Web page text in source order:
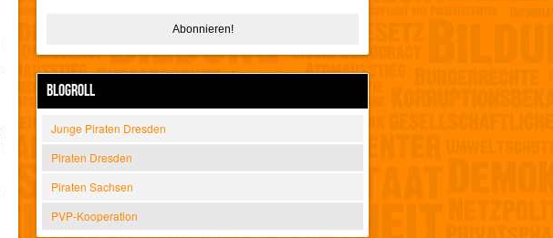
BLOGROLL
Junge Piraten Dresden
Piraten Dresden
Piraten Sachsen
PVP-Kooperation